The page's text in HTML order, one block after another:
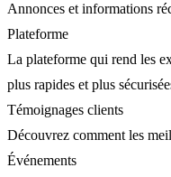
Annonces et informations
Plateforme
La plateforme qui rend les
plus rapides et plus
Témoignages clients
Découvrez comment les
Événements